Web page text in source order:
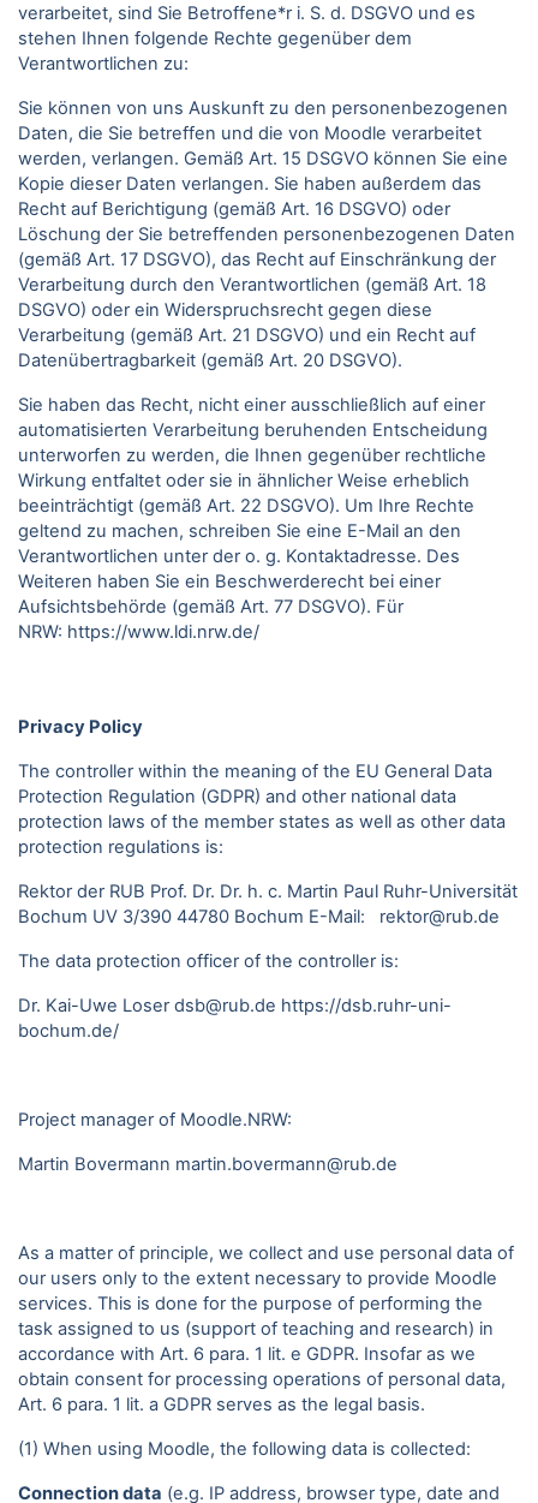
verarbeitet, sind Sie Betroffene*r i. S. d. DSGVO und es
stehen Ihnen folgende Rechte gegenüber dem
Verantwortlichen zu:
Sie können von uns Auskunft zu den personenbezogenen
Daten, die Sie betreffen und die von Moodle verarbeitet
werden, verlangen. Gemäß Art. 15 DSGVO können Sie eine
Kopie dieser Daten verlangen. Sie haben außerdem das
Recht auf Berichtigung (gemäß Art. 16 DSGVO) oder
Löschung der Sie betreffenden personenbezogenen Daten
(gemäß Art. 17 DSGVO), das Recht auf Einschränkung der
Verarbeitung durch den Verantwortlichen (gemäß Art. 18
DSGVO) oder ein Widerspruchsrecht gegen diese
Verarbeitung (gemäß Art. 21 DSGVO) und ein Recht auf
Datenübertragbarkeit (gemäß Art. 20 DSGVO).
Sie haben das Recht, nicht einer ausschließlich auf einer
automatisierten Verarbeitung beruhenden Entscheidung
unterworfen zu werden, die Ihnen gegenüber rechtliche
Wirkung entfaltet oder sie in ähnlicher Weise erheblich
beeinträchtigt (gemäß Art. 22 DSGVO). Um Ihre Rechte
geltend zu machen, schreiben Sie eine E-Mail an den
Verantwortlichen unter der o. g. Kontaktadresse. Des
Weiteren haben Sie ein Beschwerderecht bei einer
Aufsichtsbehörde (gemäß Art. 77 DSGVO). Für
NRW: https://www.ldi.nrw.de/
Privacy Policy
The controller within the meaning of the EU General Data
Protection Regulation (GDPR) and other national data
protection laws of the member states as well as other data
protection regulations is:
Rektor der RUB Prof. Dr. Dr. h. c. Martin Paul Ruhr-Universität
Bochum UV 3/390 44780 Bochum E-Mail: rektor@rub.de
The data protection officer of the controller is:
Dr. Kai-Uwe Loser dsb@rub.de https://dsb.ruhr-uni-
bochum.de/
Project manager of Moodle.NRW:
Martin Bovermann martin.bovermann@rub.de
As a matter of principle, we collect and use personal data of
our users only to the extent necessary to provide Moodle
services. This is done for the purpose of performing the
task assigned to us (support of teaching and research) in
accordance with Art. 6 para. 1 lit. e GDPR. Insofar as we
obtain consent for processing operations of personal data,
Art. 6 para. 1 lit. a GDPR serves as the legal basis.
(1) When using Moodle, the following data is collected:
Connection data (e.g. IP address, browser type, date and